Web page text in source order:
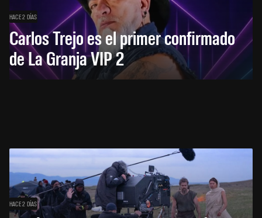
HACE 2 DÍAS
Carlos Trejo es el primer confirmado
de La Granja VIP 2
HACE 2 DÍAS